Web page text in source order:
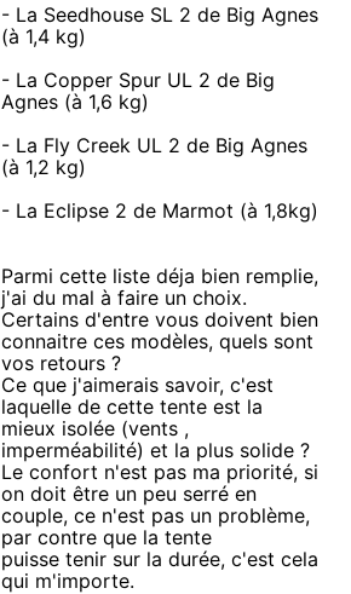
- La Seedhouse SL 2 de Big Agnes
(à 1,4 kg)
- La Copper Spur UL 2 de Big
Agnes (à 1,6 kg)
- La Fly Creek UL 2 de Big Agnes
(à 1,2 kg)
- La Eclipse 2 de Marmot (à 1,8kg)
Parmi cette liste déja bien remplie,
j'ai du mal à faire un choix.
Certains d'entre vous doivent bien
connaitre ces modèles, quels sont
vos retours ?
Ce que j'aimerais savoir, c'est
laquelle de cette tente est la
mieux isolée (vents ,
imperméabilité) et la plus solide ?
Le confort n'est pas ma priorité, si
on doit être un peu serré en
couple, ce n'est pas un problème,
par contre que la tente
puisse tenir sur la durée, c'est cela
qui m'importe.